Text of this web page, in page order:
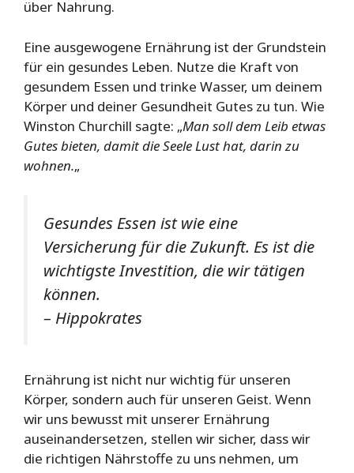
über Nahrung.
Eine ausgewogene Ernährung ist der Grundstein
für ein gesundes Leben. Nutze die Kraft von
gesundem Essen und trinke Wasser, um deinem
Körper und deiner Gesundheit Gutes zu tun. Wie
Winston Churchill sagte: „Man soll dem Leib etwas
Gutes bieten, damit die Seele Lust hat, darin zu
wohnen.„
Gesundes Essen ist wie eine
Versicherung für die Zukunft. Es ist die
wichtigste Investition, die wir tätigen
können.
– Hippokrates
Ernährung ist nicht nur wichtig für unseren
Körper, sondern auch für unseren Geist. Wenn
wir uns bewusst mit unserer Ernährung
auseinandersetzen, stellen wir sicher, dass wir
die richtigen Nährstoffe zu uns nehmen, um